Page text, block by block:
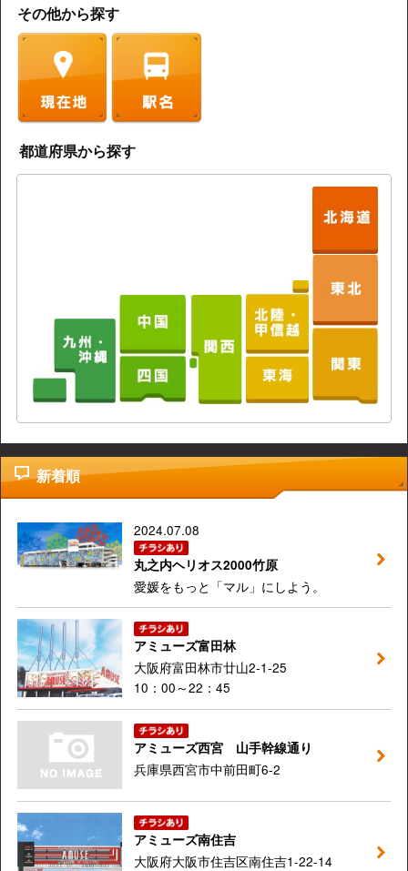
その他から探す
都道府県から探す
新着順
2024.07.08
丸之内ヘリオス2000竹原
愛媛をもっと「マル」にしよう。
アミューズ富田林
大阪府富田林市廿山2-1-25
10：00～22：45
アミューズ西宮 山手幹線通り
兵庫県西宮市中前田町6-2
アミューズ南住吉
大阪府大阪市住吉区南住吉1-22-14